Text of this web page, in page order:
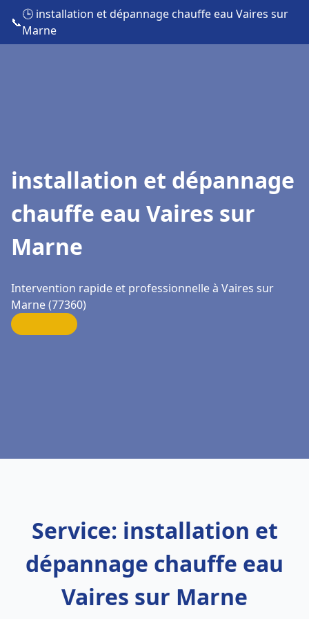
📞
🕒 installation et dépannage chauffe eau Vaires sur
Marne
installation et dépannage
chauffe eau Vaires sur
Marne
Intervention rapide et professionnelle à Vaires sur
Marne (77360)
Service: installation et
dépannage chauffe eau
Vaires sur Marne